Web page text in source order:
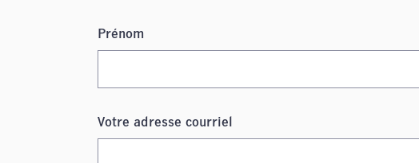
Prénom
Votre adresse courriel